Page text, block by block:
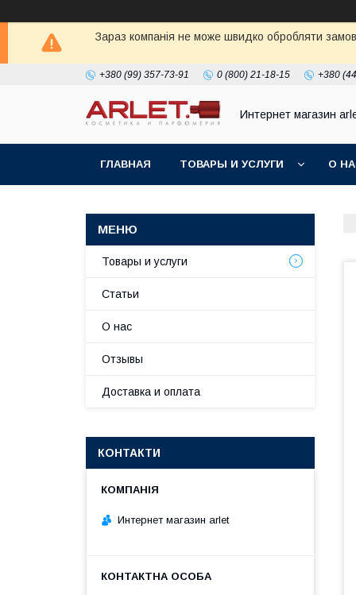
Зараз компанія не може швидко обробляти
+380 (99) 357-73-91 0 (800) 21-18-15 +380
Интернет магазин
ГЛАВНАЯ ТОВАРЫ И УСЛУГИ О
Товары и услуги
Статьи
О нас
Отзывы
Доставка и оплата
КОНТАКТИ
Интернет магазин arlet